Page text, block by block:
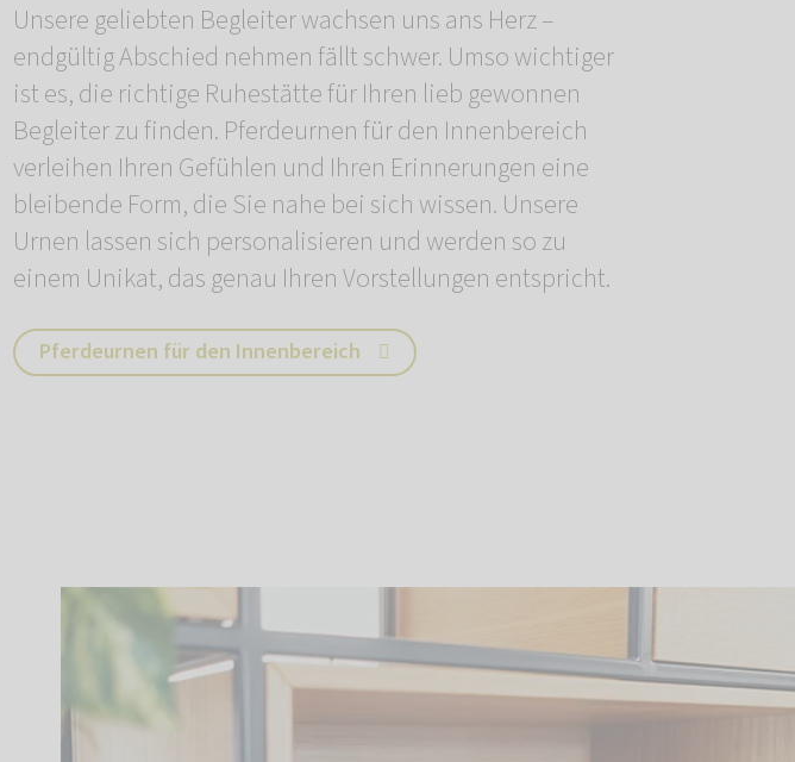
Unsere geliebten Begleiter wachsen uns ans Herz –
endgültig Abschied nehmen fällt schwer. Umso wichtiger
ist es, die richtige Ruhestätte für Ihren lieb gewonnen
Begleiter zu finden. Pferdeurnen für den Innenbereich
verleihen Ihren Gefühlen und Ihren Erinnerungen eine
bleibende Form, die Sie nahe bei sich wissen. Unsere
Urnen lassen sich personalisieren und werden so zu
einem Unikat, das genau Ihren Vorstellungen entspricht.
Pferdeurnen für den Innenbereich